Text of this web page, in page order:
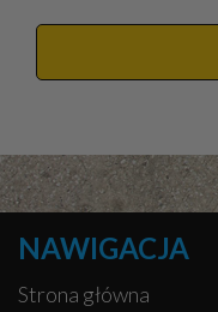
NAWIGACJA
Strona główna